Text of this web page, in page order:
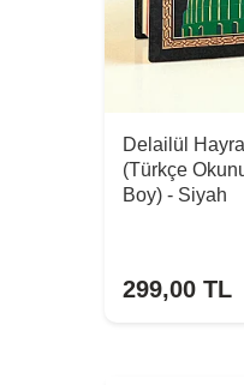
Delailül
(Türkçe
Boy) - Siyah
299,00 TL